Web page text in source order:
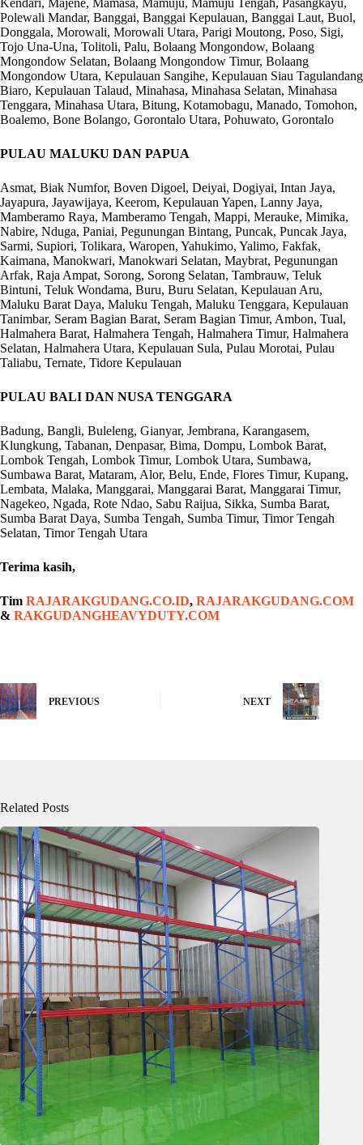
Polewali Mandar, Banggai, Banggai Kepulauan, Banggai Laut, Buol,
Donggala, Morowali, Morowali Utara, Parigi Moutong, Poso, Sigi,
Tojo Una-Una, Tolitoli, Palu, Bolaang Mongondow, Bolaang
Mongondow Selatan, Bolaang Mongondow Timur, Bolaang
Mongondow Utara, Kepulauan Sangihe, Kepulauan Siau Tagulandang
Biaro, Kepulauan Talaud, Minahasa, Minahasa Selatan, Minahasa
Tenggara, Minahasa Utara, Bitung, Kotamobagu, Manado, Tomohon,
Boalemo, Bone Bolango, Gorontalo Utara, Pohuwato, Gorontalo
PULAU MALUKU DAN PAPUA
Asmat, Biak Numfor, Boven Digoel, Deiyai, Dogiyai, Intan Jaya,
Jayapura, Jayawijaya, Keerom, Kepulauan Yapen, Lanny Jaya,
Mamberamo Raya, Mamberamo Tengah, Mappi, Merauke, Mimika,
Nabire, Nduga, Paniai, Pegunungan Bintang, Puncak, Puncak Jaya,
Sarmi, Supiori, Tolikara, Waropen, Yahukimo, Yalimo, Fakfak,
Kaimana, Manokwari, Manokwari Selatan, Maybrat, Pegunungan
Arfak, Raja Ampat, Sorong, Sorong Selatan, Tambrauw, Teluk
Bintuni, Teluk Wondama, Buru, Buru Selatan, Kepulauan Aru,
Maluku Barat Daya, Maluku Tengah, Maluku Tenggara, Kepulauan
Tanimbar, Seram Bagian Barat, Seram Bagian Timur, Ambon, Tual,
Halmahera Barat, Halmahera Tengah, Halmahera Timur, Halmahera
Selatan, Halmahera Utara, Kepulauan Sula, Pulau Morotai, Pulau
Taliabu, Ternate, Tidore Kepulauan
PULAU BALI DAN NUSA TENGGARA
Badung, Bangli, Buleleng, Gianyar, Jembrana, Karangasem,
Klungkung, Tabanan, Denpasar, Bima, Dompu, Lombok Barat,
Lombok Tengah, Lombok Timur, Lombok Utara, Sumbawa,
Sumbawa Barat, Mataram, Alor, Belu, Ende, Flores Timur, Kupang,
Lembata, Malaka, Manggarai, Manggarai Barat, Manggarai Timur,
Nagekeo, Ngada, Rote Ndao, Sabu Raijua, Sikka, Sumba Barat,
Sumba Barat Daya, Sumba Tengah, Sumba Timur, Timor Tengah
Selatan, Timor Tengah Utara
Terima kasih,
Tim RAJARAKGUDANG.CO.ID, RAJARAKGUDANG.COM
& RAKGUDANGHEAVYDUTY.COM
PREVIOUS NEXT
Related Posts